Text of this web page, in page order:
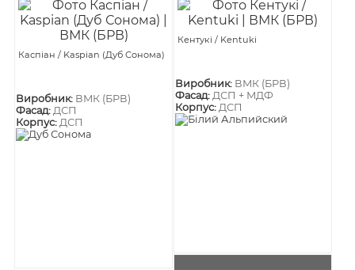
Каспіан / Kaspian (Дуб Сонома)
Виробник: ВМК (БРВ)
Фасад: ДСП
Корпус: ДСП
Кентукі / Kentuki
Виробник: ВМК (БРВ)
Фасад: ДСП + МДФ
Корпус: ДСП